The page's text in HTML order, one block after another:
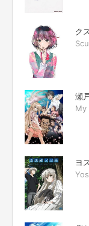
ク
瀬
My
ヨ